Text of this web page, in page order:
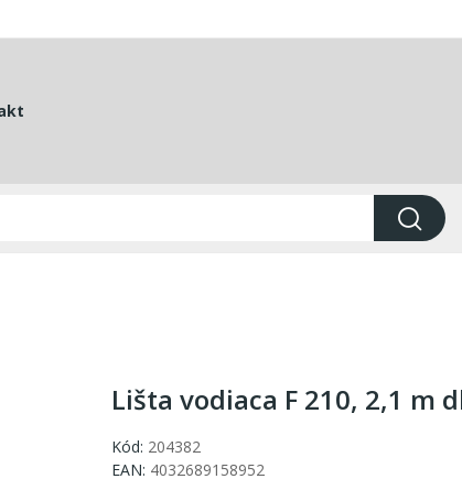
Lišta vodiaca F 210, 2,1 m
Kód: 204382
EAN: 4032689158952